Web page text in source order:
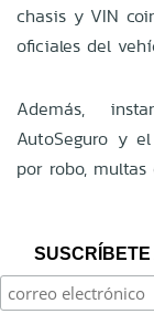
chasis y VIN
oficiales del
Además,
AutoSeguro y
por robo,
SUSCRÍBETE